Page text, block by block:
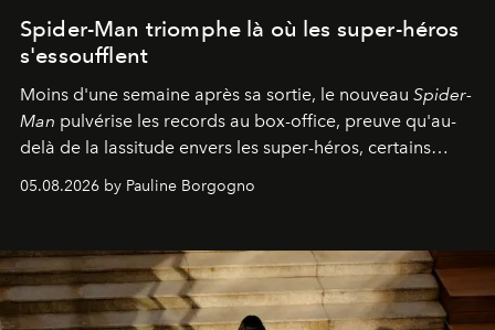
Spider-Man triomphe là où les super-héros
s'essoufflent
Moins d'une semaine après sa sortie, le nouveau Spider-
Man pulvérise les records au box-office, preuve qu'au-
delà de la lassitude envers les super-héros, certains
personnages continuent de susciter une ferveur intacte.
05.08.2026 by Pauline Borgogno